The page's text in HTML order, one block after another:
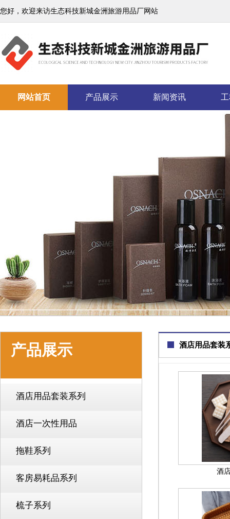
您好，欢迎来访生态科技新城金洲旅游用品厂网站
网站首页 产品展示 新闻资讯
产品展示
酒店用品套装系列
酒店一次性用品
拖鞋系列
客房易耗品系列
梳子系列
酒店用品套装
酒